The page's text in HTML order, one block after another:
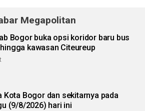
Megapolitan
Bogor buka opsi koridor baru bus
kawasan Citeureup
Kota Bogor dan sekitarnya pada
(9/8/2026) hari ini